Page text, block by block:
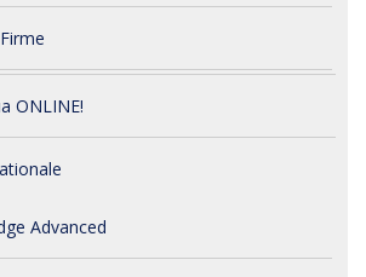
ONLINE!
Advanced